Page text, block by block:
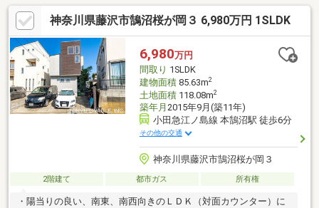
駐車場あり（お車利用のご家庭にも）◆玄関まわりは出入りしや
すいスペース設計◇屋外水栓つき（外遊び・ガーデニング・洗車
など多用途）TERASSでは、物件の良い点だけでなく「気になる
点」も現地で一緒に確認し、納得感ある判断材料まで整理してご
案内します。
神奈川県藤沢市鵠沼桜が岡３ 6,980万円 1SLDK
6,980万円
間取り 1SLDK
建物面積85.63m2
土地面積118.08m2
築年月 2015年9月(築11年)
小田急江ノ島線 本鵠沼駅 徒歩6分
その他の交通
神奈川県藤沢市鵠沼桜が岡３
2階建て 都市ガス 所有権
・陽当りの良い、南東、南西向きのＬＤＫ（対面カウンター）に